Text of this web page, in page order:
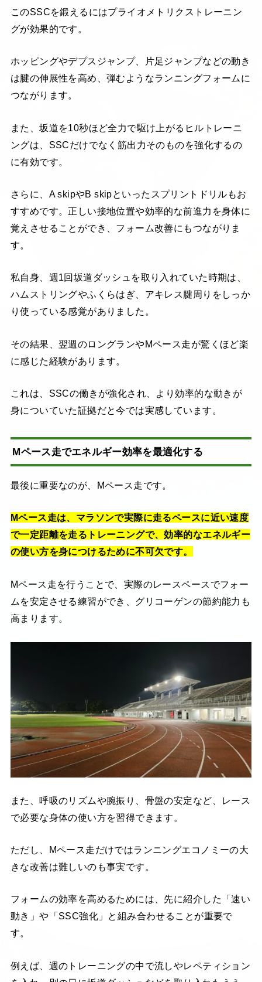
このSSCを鍛えるにはプライオメトリクストレーニン
グが効果的です。
ホッピングやデプスジャンプ、片足ジャンプなどの動き
は腱の伸展性を高め、弾むようなランニングフォームに
つながります。
また、坂道を10秒ほど全力で駆け上がるヒルトレーニ
ングは、SSCだけでなく筋出力そのものを強化するの
に有効です。
さらに、A skipやB skipといったスプリントドリルもお
すすめです。正しい接地位置や効率的な前進力を身体に
覚えさせることができ、フォーム改善にもつながりま
す。
私自身、週1回坂道ダッシュを取り入れていた時期は、
ハムストリングやふくらはぎ、アキレス腱周りをしっか
り使っている感覚がありました。
その結果、翌週のロングランやMペース走が驚くほど楽
に感じた経験があります。
これは、SSCの働きが強化され、より効率的な動きが
身についていた証拠だと今では実感しています。
Mペース走でエネルギー効率を最適化する
最後に重要なのが、Mペース走です。
Mペース走は、マラソンで実際に走るペースに近い速度
で一定距離を走るトレーニングで、効率的なエネルギー
の使い方を身につけるために不可欠です。
Mペース走を行うことで、実際のレースペースでフォー
ムを安定させる練習ができ、グリコーゲンの節約能力も
高まります。
また、呼吸のリズムや腕振り、骨盤の安定など、レース
で必要な身体の使い方を習得できます。
ただし、Mペース走だけではランニングエコノミーの大
きな改善は難しいのも事実です。
フォームの効率を高めるためには、先に紹介した「速い
動き」や「SSC強化」と組み合わせることが重要で
す。
例えば、週のトレーニングの中で流しやレペティション